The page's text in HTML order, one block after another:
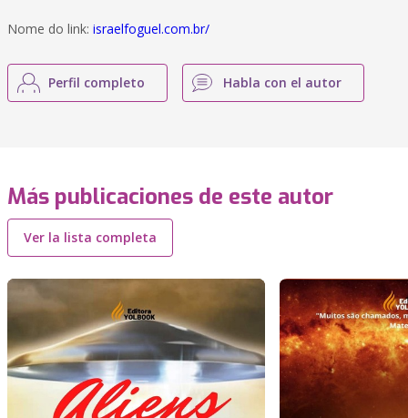
Nome do link: israelfoguel.com.br/
Perfil completo Habla con el autor
Más publicaciones de este autor
Ver la lista completa